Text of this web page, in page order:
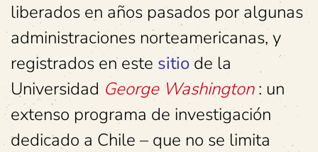
liberados en años pasados por algunas
administraciones norteamericanas, y
registrados en este sitiode la
Universidad George Washington: un
extenso programa de investigación
dedicado a Chile – que no se limita